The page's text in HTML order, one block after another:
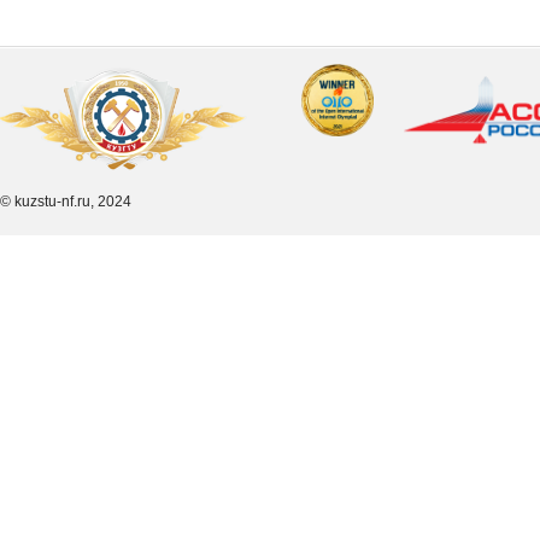
© kuzstu-nf.ru, 2024